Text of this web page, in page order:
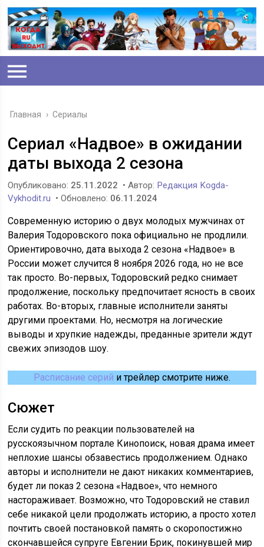
Главная › Сериалы
Сериал «Надвое» в ожидании
даты выхода 2 сезона
Опубликовано: 25.11.2022 • Автор: Редакция Kogda-
Vykhodit.ru • Обновлено: 06.11.2024
Современную историю о двух молодых мужчинах от
Валерия Тодоровского пока официально не продлили.
Ориентировочно, дата выхода 2 сезона «Надвое» в
России может случится 8 ноября 2026 года, но не все
так просто. Во-первых, Тодоровский редко снимает
продолжение, поскольку предпочитает ясность в своих
работах. Во-вторых, главные исполнители заняты
другими проектами. Но, несмотря на логические
выводы и хрупкие надежды, преданные зрители ждут
свежих эпизодов шоу.
Расписание серий и трейлер смотрите ниже.
Сюжет
Если судить по реакции пользователей на
русскоязычном портале Кинопоиск, новая драма имеет
неплохие шансы обзавестись продолжением. Однако
авторы и исполнители не дают никаких комментариев,
будет ли показ 2 сезона «Надвое», что немного
настораживает. Возможно, что Тодоровский не ставил
себе никакой цели продолжать историю, а просто хотел
почтить своей постановкой память о скоропостижно
скончавшейся супруге Евгении Брик, покинувшей мир